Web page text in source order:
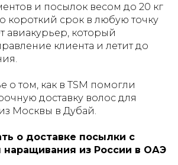
и посылок весом до 20 кг
короткий срок в любую точку
авиакурьер, который
клиента и летит до
о том, как в TSM помогли
доставку волос для
Москвы в Дубай.
о доставке посылки с
из России в ОАЭ